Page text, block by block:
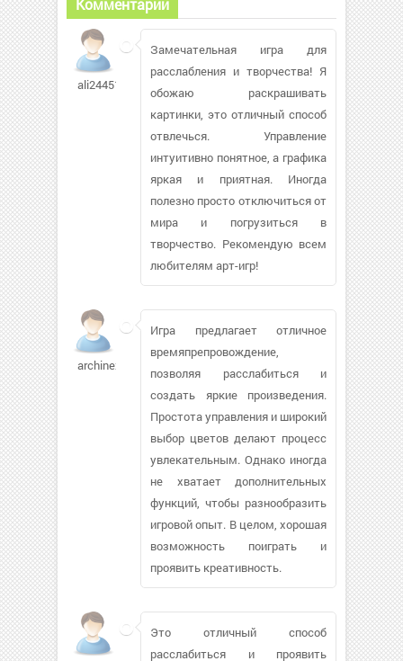
Комментарии
ali2445101
Замечательная игра для
расслабления и творчества! Я
обожаю раскрашивать
картинки, это отличный способ
отвлечься. Управление
интуитивно понятное, а графика
яркая и приятная. Иногда
полезно просто отключиться от
мира и погрузиться в
творчество. Рекомендую всем
любителям арт-игр!
archinex947
Игра предлагает отличное
времяпрепровождение,
позволяя расслабиться и
создать яркие произведения.
Простота управления и широкий
выбор цветов делают процесс
увлекательным. Однако иногда
не хватает дополнительных
функций, чтобы разнообразить
игровой опыт. В целом, хорошая
возможность поиграть и
проявить креативность.
Это отличный способ
расслабиться и проявить